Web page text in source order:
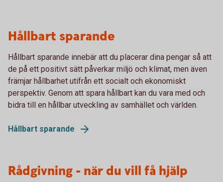
Hållbart sparande
Hållbart sparande innebär att du placerar dina pengar så att
de på ett positivt sätt påverkar miljö och klimat, men även
främjar hållbarhet utifrån ett socialt och ekonomiskt
perspektiv. Genom att spara hållbart kan du vara med och
bidra till en hållbar utveckling av samhället och världen.
Hållbart sparande
Rådgivning - när du vill få hjälp